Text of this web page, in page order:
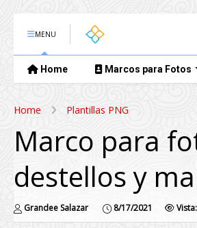
MENU
Home Marcos para Fotos
Home Plantillas PNG
Marco para
destellos y
Grandee Salazar 8/17/2021 Vista: